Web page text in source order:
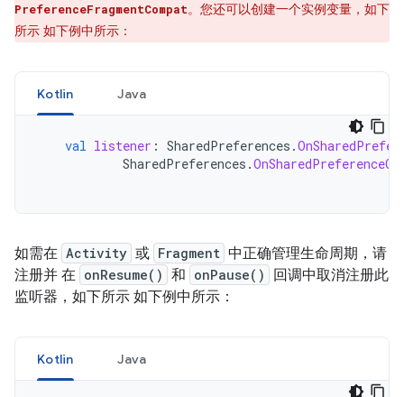
PreferenceFragmentCompat。您还可以创建一个实例变量，如下
所示 如下例中所示 ：
Kotlin Java
val listener : SharedPreferences .
SharedPreferences .
如需在 Activity 或 Fragment 中正确管理生命周期，请
注册并 在 onResume() 和 onPause()
回调中取消注册此
监听器，如下所示 如下例中所示：
Kotlin Java